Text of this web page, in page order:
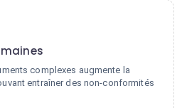
complexes augmente la
entraîner des non-conformités